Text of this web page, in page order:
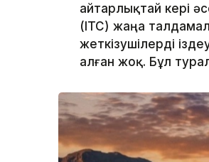
айтарлықтай кері
(ITC) жаңа
жеткізушілерді
алған жоқ. Бұл